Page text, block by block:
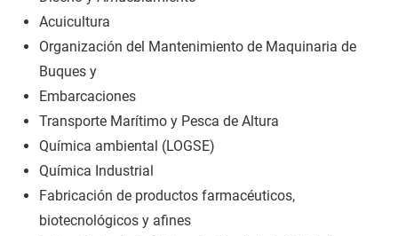
Acuicultura
Organización del Mantenimiento de Maquinaria de
Buques y
Embarcaciones
Transporte Marítimo y Pesca de Altura
Química ambiental (LOGSE)
Química Industrial
Fabricación de productos farmacéuticos,
biotecnológicos y afines